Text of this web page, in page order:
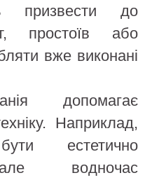
призвести до
простоїв або
вже виконані
допомагає
Наприклад,
естетично
водночас